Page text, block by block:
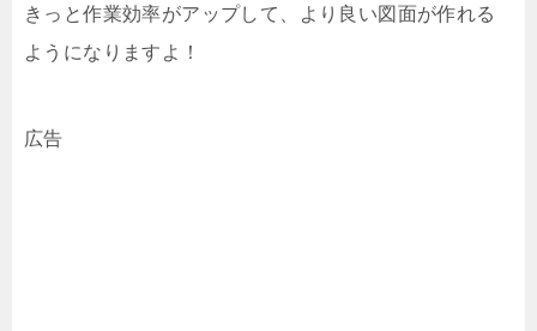
きっと作業効率がアップして、より良い図面が作れる
ようになりますよ！
広告